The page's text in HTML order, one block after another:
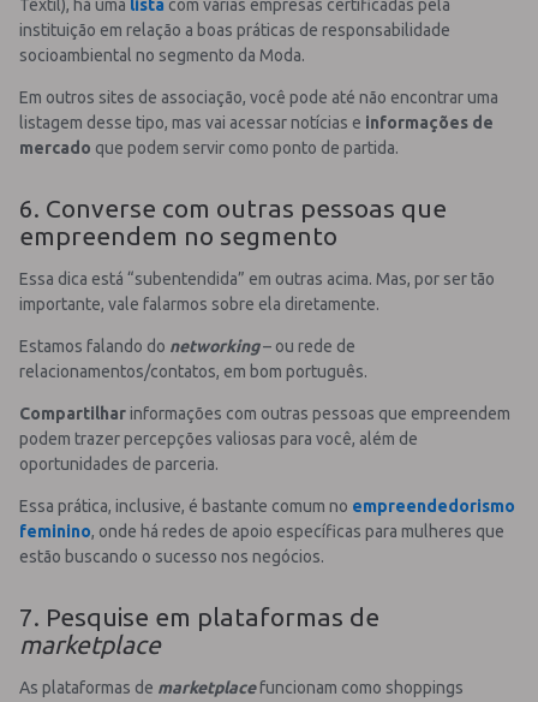
Têxtil), há uma lista com várias empresas certificadas pela
instituição em relação a boas práticas de responsabilidade
socioambiental no segmento da Moda.
Em outros sites de associação, você pode até não encontrar uma
listagem desse tipo, mas vai acessar notícias e informações de
mercado que podem servir como ponto de partida.
6. Converse com outras pessoas que
empreendem no segmento
Essa dica está “subentendida” em outras acima. Mas, por ser tão
importante, vale falarmos sobre ela diretamente.
Estamos falando do networking– ou rede de
relacionamentos/contatos, em bom português.
Compartilharinformações com outras pessoas que empreendem
podem trazer percepções valiosas para você, além de
oportunidades de parceria.
Essa prática, inclusive, é bastante comum no empreendedorismo
feminino, onde há redes de apoio específicas para mulheres que
estão buscando o sucesso nos negócios.
7. Pesquise em plataformas de
marketplace
As plataformas de marketplacefuncionam como shoppings